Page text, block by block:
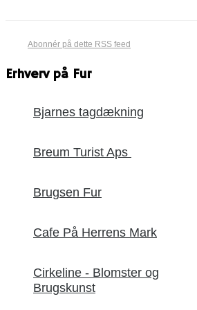
Abonnér på dette RSS feed
Erhverv på Fur
Bjarnes tagdækning
Breum Turist Aps
Brugsen Fur
Cafe På Herrens Mark
Cirkeline - Blomster og
Brugskunst